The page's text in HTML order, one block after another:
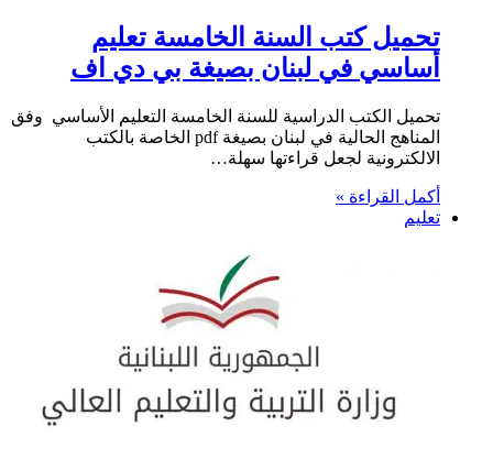
تحميل كتب السنة الخامسة تعليم
أساسي في لبنان بصيغة بي دي اف
تحميل الكتب الدراسية للسنة الخامسة التعليم الأساسي وفق
المناهج الحالية في لبنان بصيغة pdf الخاصة بالكتب
الالكترونية لجعل قراءتها سهلة…
أكمل القراءة »
تعليم